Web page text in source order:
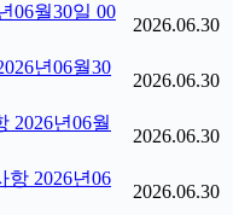
06월30일 00
2026.06.30
년06월30
2026.06.30
2026년06월
2026.06.30
2026년06
2026.06.30